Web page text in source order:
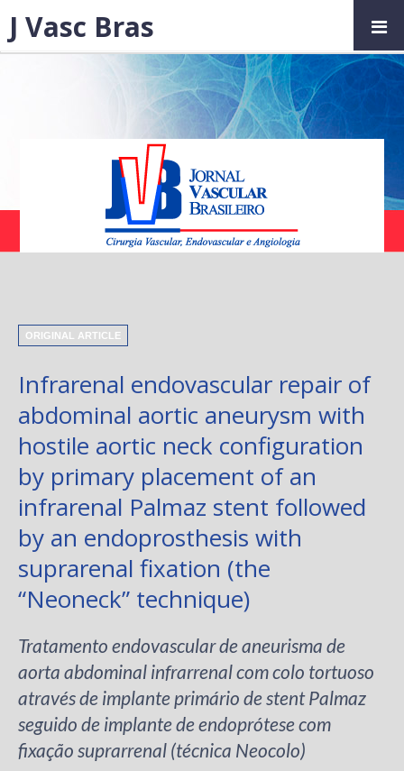
ORIGINAL ARTICLE
Infrarenal endovascular repair of
abdominal aortic aneurysm with
hostile aortic neck configuration
by primary placement of an
infrarenal Palmaz stent followed
by an endoprosthesis with
suprarenal fixation (the
“Neoneck” technique)
Tratamento endovascular de aneurisma de
aorta abdominal infrarrenal com colo tortuoso
através de implante primário de stent Palmaz
seguido de implante de endoprótese com
fixação suprarrenal (técnica Neocolo)
J Vasc Bras